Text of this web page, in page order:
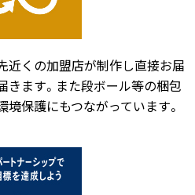
近くの加盟店が制作し直接お届
きます。また段ボール等の梱包
境保護にもつながっています。